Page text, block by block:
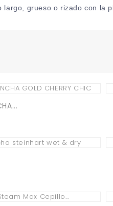
grueso o rizado con la